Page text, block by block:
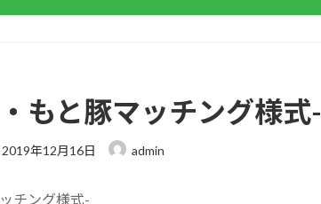
もと豚マッチング様式-
最
新
2019年12月16日 admin
チング様式-